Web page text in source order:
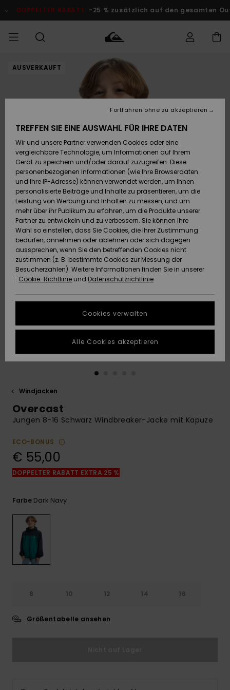
Produktinformation
DOPPELTER RABATT -25 % zusätzlich auf den gesamten
MÄNNER Kleidung
Accessoires
Schuhe&
Flip-Flops
Surf
Snow
Brandneu
Highlights
JUNGEN
Kleidung
Accessoires
Schuhe&
Flip-Flops
Surf
Snow
Brandneu
Highlights
FRAUEN
Shop
Brandneu
Highlights
Snow
SURF
Surf Shop
Kinder
Highlights
Community
SNOW
Snow Shop
Kinder
Snow Shop
Damen
Highlights
Community
DOPPELTER
RABATT
Outlet
KINDER
Outlet
Frauen
HILFE & KONTAKT
Auf meine
Versand
Retouren
Bezahlung
Geschenkkarte
Quiksilver
Freedom
Datenschutz
Starten Sie eine
Unterhaltung,
schnellste
Antwort auf Ihre
Frage zu
erhalten.
Finden Sie
NACHHALTIGKEIT
WUNSCHLISTE
AUSVERKAUFT
Windjacken
Overcast
Jungen 8-16 Schwarz Windbreaker-Jacke mit Kapuze
ECO-BONUS
€ 55,00
DOPPELTER RABATT EXTRA 25 %
Farbe Dark Navy
8 10 12 14 16
Größentabelle ansehen
TREFFEN SIE EINE AUSWAHL FÜR IHRE DATEN
Wir und unsere Partner verwenden Cookies oder eine
vergleichbare Technologie, um Informationen auf Ihrem
Gerät zu speichern und/oder darauf zuzugreifen. Diese
personenbezogenen Informationen (wie Ihre Browserdaten
und Ihre IP-Adresse) können verwendet werden, um Ihnen
personalisierte Beiträge und Inhalte zu präsentieren, um die
Leistung von Werbung und Inhalten zu messen, und um
mehr über ihr Publikum zu erfahren, um die Produkte unserer
Partner zu entwickeln und zu verbessern. Sie können Ihre
Wahl so einstellen, dass Sie Cookies, die Ihrer Zustimmung
bedürfen, annehmen oder ablehnen oder sich dagegen
aussprechen, wenn Sie den betreffenden Cookies nicht
zustimmen (z. B. bestimmte Cookies zur Messung der
Besucherzahlen). Weitere Informationen finden Sie in unserer
: Cookie-Richtlinie und Datenschutzrichtlinie
Cookies verwalten
Fortfahren ohne zu akzeptieren
Alle Cookies akzeptieren